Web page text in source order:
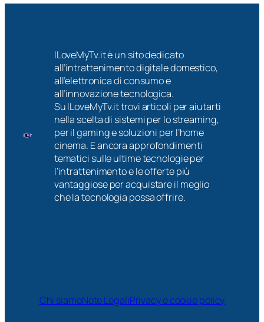
ILoveMyTv.it è un sito dedicato
all’intrattenimento digitale domestico,
all’elettronica di consumo e
all’innovazione tecnologica.
Su ILoveMyTv.it trovi articoli per aiutarti
nella scelta di sistemi per lo streaming,
per il gaming e soluzioni per l’home
cinema. E ancora approfondimenti
tematici sulle ultime tecnologie per
l’intrattenimento e le offerte più
vantaggiose per acquistare il meglio
che la tecnologia possa offrire.
Chi siamoNote LegaliPrivacy e cookie policy